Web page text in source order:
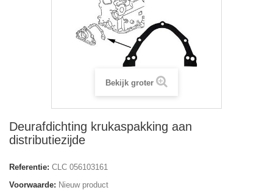
Bekijk groter
Deurafdichting krukaspakking aan
distributiezijde
Referentie: CLC 056103161
Voorwaarde: Nieuw product